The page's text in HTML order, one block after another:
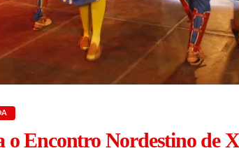
o Encontro Nordestino de